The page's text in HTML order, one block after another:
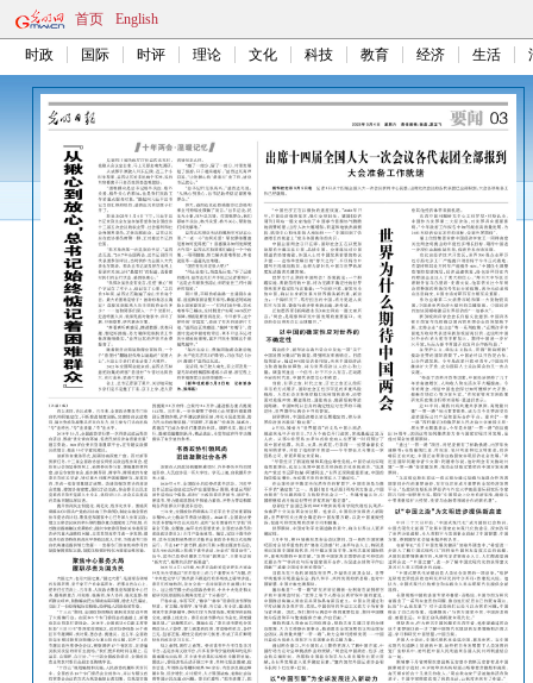
首页 English
时政 国际 时评 理论 文化 科技 教育 经济 生活